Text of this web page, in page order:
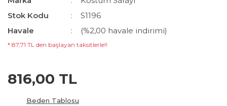
Stok Kodu
S1196
Havale
(%2,00 havale indirimi)
* 87,71 TL den başlayan taksitlerle!!
816,00 TL
Beden Tablosu